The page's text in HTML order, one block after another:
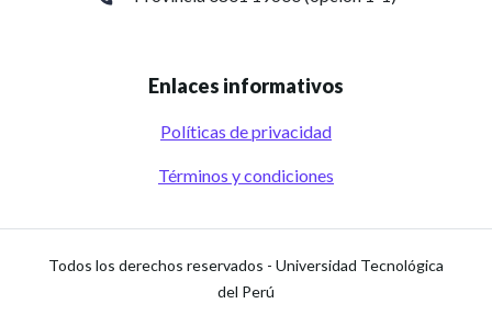
Enlaces informativos
Políticas de privacidad
Términos y condiciones
Todos los derechos reservados - Universidad Tecnológica
del Perú